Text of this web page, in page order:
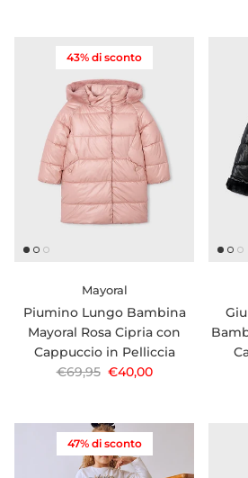
43% di sconto
Mayoral
Piumino Lungo Bambina
Mayoral Rosa Cipria con
Cappuccio in Pelliccia
Prezzo normale
€69,95 Prezzo di vendita
€40,00
47% di sconto